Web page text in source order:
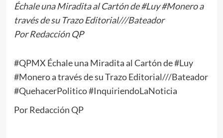
Échale una Miradita al Cartón de #Luy #Monero a
través de su Trazo Editorial///Bateador
Por Redacción QP
#QPMX Échale una Miradita al Cartón de #Luy
#Monero a través de su Trazo Editorial///Bateador
#QuehacerPolitico #InquiriendoLaNoticia
Por Redacción QP